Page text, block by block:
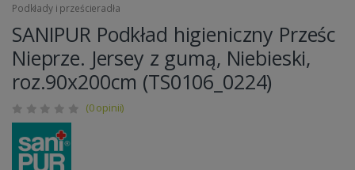
Podkłady i prześcieradła
SANIPUR Podkład higieniczny Prześc
Nieprze. Jersey z gumą, Niebieski,
roz.90x200cm (TS0106_0224)
(0 opinii)